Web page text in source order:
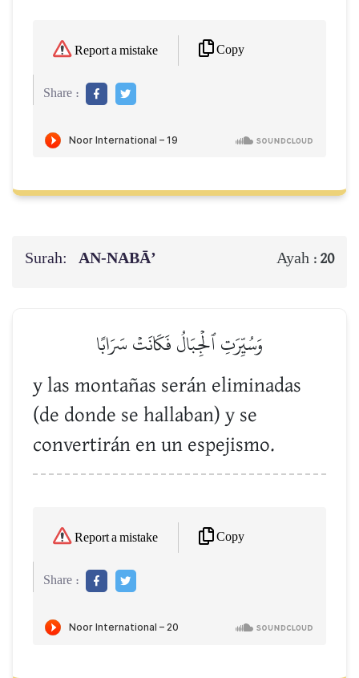
Report a mistake Copy
Share :
Surah: AN-NABĀ’ Ayah : 20
وَسُيِّرَتِ ٱلۡجِبَالُ فَكَانَتۡ سَرَابًا
y las montañas serán eliminadas
(de donde se hallaban) y se
convertirán en un espejismo.
Report a mistake Copy
Share :